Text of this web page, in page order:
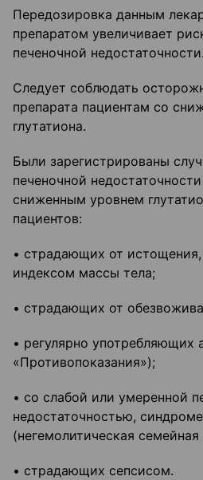
Передозировка данным
препаратом увеличивает
печеночной недостаточности.
Следует соблюдать
препарата пациентам со
глутатиона.
Были зарегистрированы
печеночной
сниженным уровнем
пациентов:
• страдающих от
индексом массы тела;
• страдающих от
• регулярно употребляющих
«Противопоказания»);
• со слабой или умеренной
недостаточностью,
(негемолитическая
• страдающих сепсисом.